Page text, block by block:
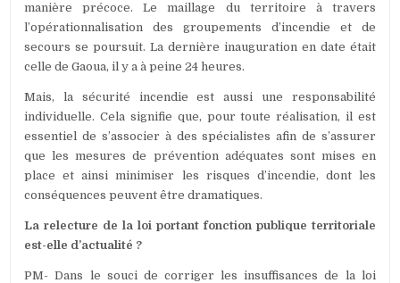
manière précoce. Le maillage du territoire à travers
l’opérationnalisation des groupements d’incendie et de
secours se poursuit. La dernière inauguration en date était
celle de Gaoua, il y a à peine 24 heures.
Mais, la sécurité incendie est aussi une responsabilité
individuelle. Cela signifie que, pour toute réalisation, il est
essentiel de s’associer à des spécialistes afin de s’assurer
que les mesures de prévention adéquates sont mises en
place et ainsi minimiser les risques d’incendie, dont les
conséquences peuvent être dramatiques.
La relecture de la loi portant fonction publique territoriale
est-elle d’actualité ?
PM- Dans le souci de corriger les insuffisances de la loi